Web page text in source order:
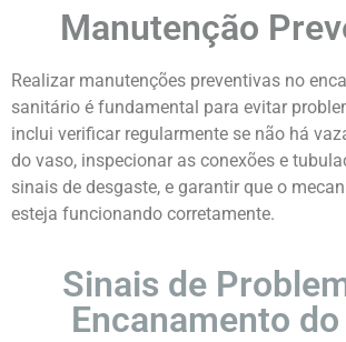
Manutenção
Realizar manutenções preventivas no
sanitário é fundamental para evitar
inclui verificar regularmente se não há
do vaso, inspecionar as conexões e
sinais de desgaste, e garantir que o
esteja funcionando corretamente.
Sinais de
Encanamento